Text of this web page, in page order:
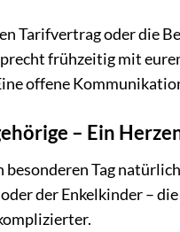
Tarifvertrag oder die
frühzeitig mit
offene
– Ein
Tag
der Enkelkinder –